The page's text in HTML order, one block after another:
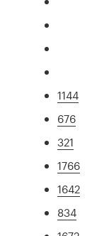
1144
676
321
1766
1642
834